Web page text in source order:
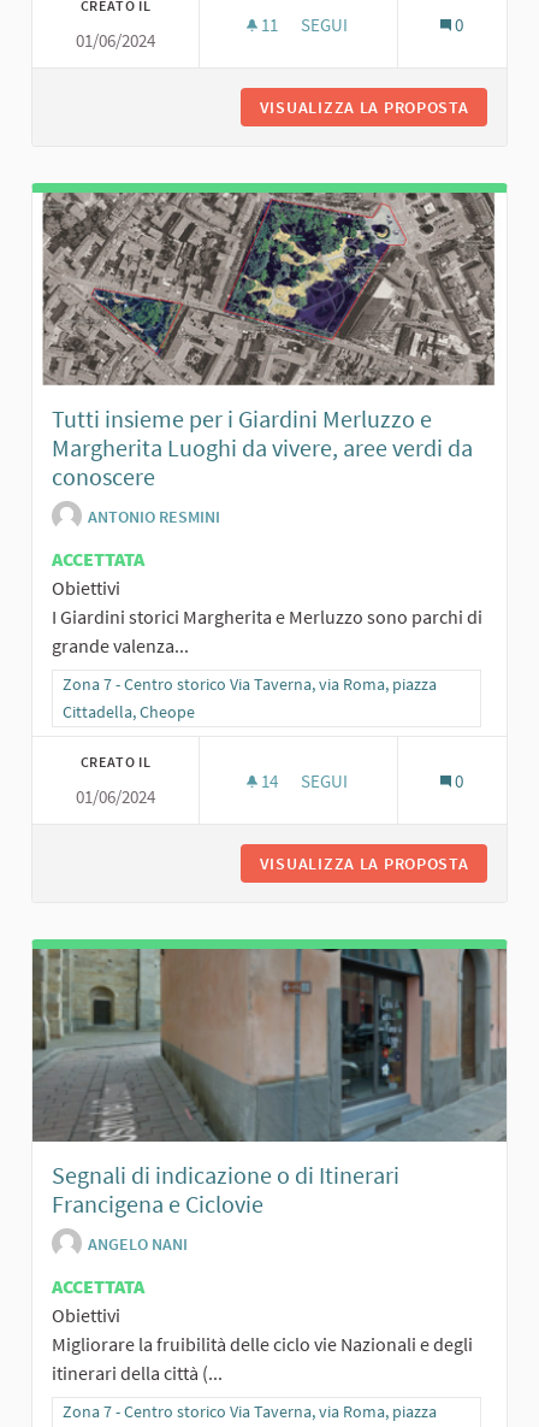
CREATO IL
01/06/2024
11 11 SOSTENITORI
SEGUI 0
VISUALIZZA LA PROPOSTA
Tutti insieme per i Giardini Merluzzo e
Margherita Luoghi da vivere, aree verdi da
conoscere
ANTONIO RESMINI
ACCETTATA
Obiettivi
I Giardini storici Margherita e Merluzzo sono parchi di
grande valenza...
Filtra i risultati per categoria: Zona 7 - Centro storico Via Taverna,
Zona 7 - Centro storico Via Taverna, via Roma, piazza
Cittadella, Cheope
CREATO IL
01/06/2024
14 14 SOSTENITORI
SEGUI 0
VISUALIZZA LA PROPOSTA
Segnali di indicazione o di Itinerari
Francigena e Ciclovie
ANGELO NANI
ACCETTATA
Obiettivi
Migliorare la fruibilità delle ciclo vie Nazionali e degli
itinerari della città (...
Filtra i risultati per categoria: Zona 7 - Centro storico Via Taverna,
Zona 7 - Centro storico Via Taverna, via Roma, piazza